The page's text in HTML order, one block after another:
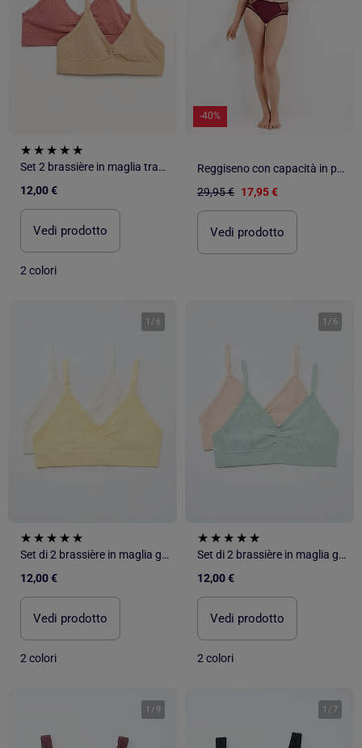
Set 2 brassière in maglia trapuntata
12,00 €
Vedi prodotto
2 colori
-40%
Reggiseno con capacità in pizzo ricamato
29,95 € 17,95 €
Vedi prodotto
1 / 6
Set di 2 brassière in maglia goffrata
12,00 €
Vedi prodotto
2 colori
1 / 6
Set di 2 brassière in maglia goffrata
12,00 €
Vedi prodotto
2 colori
1 / 9 1 / 7